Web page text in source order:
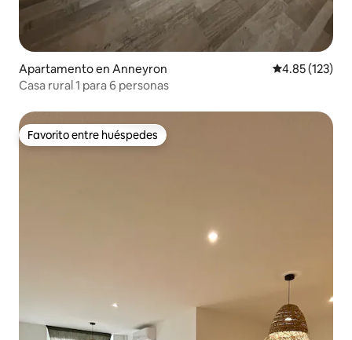
Apartamento en Anneyron Calificación
4.85 (123)
Casa rural 1 para 6 personas
Favorito entre huéspedes
Favorito entre huéspedes